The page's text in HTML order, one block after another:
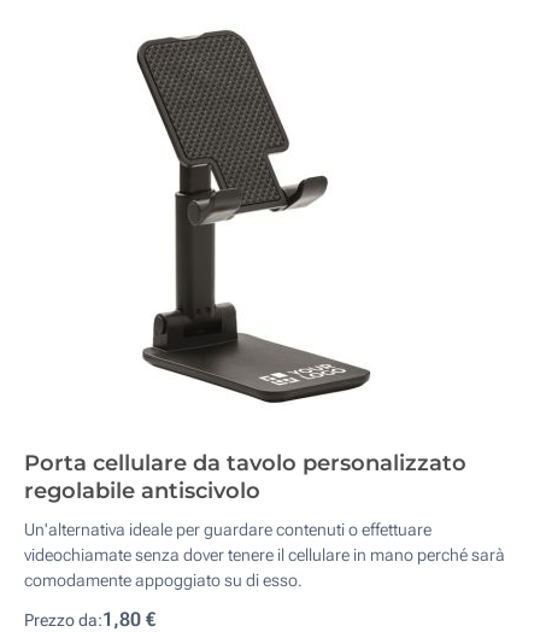
Porta cellulare da tavolo personalizzato
regolabile antiscivolo
Un'alternativa ideale per guardare contenuti o effettuare
videochiamate senza dover tenere il cellulare in mano perché sarà
comodamente appoggiato su di esso.
Prezzo da:1,80 €